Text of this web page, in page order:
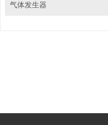
气体发生器